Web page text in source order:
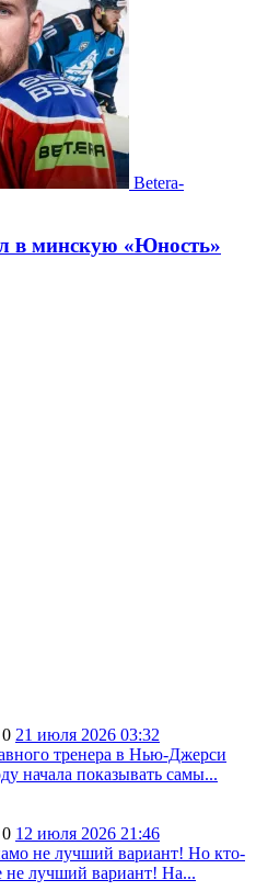
Betera-
в минскую «Юность»
0 21 июля 2026 03:32
тренера в Нью-Джерси
начала показывать самы...
0 12 июля 2026 21:46
не лучший вариант! Но кто-
не лучший вариант! На...